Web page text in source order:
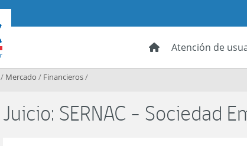
Atención de
/ Mercado / Financieros/
Juicio: SERNAC - Sociedad